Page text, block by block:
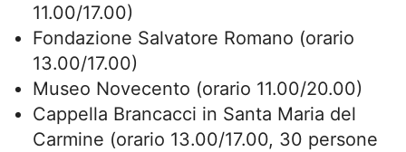
11.00/17.00)
Fondazione Salvatore Romano (orario
13.00/17.00)
Museo Novecento (orario 11.00/20.00)
Cappella Brancacci in Santa Maria del
Carmine (orario 13.00/17.00, 30 persone